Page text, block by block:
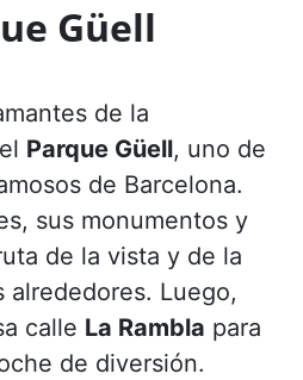
Güell
de la
Parque Güell, uno de
de Barcelona.
sus monumentos y
de la vista y de la
Luego,
calle La Rambla para
de diversión.